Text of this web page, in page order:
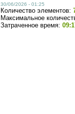
30/06/2026 - 01:25
Количество элементов:
Максимальное
Затраченное время: